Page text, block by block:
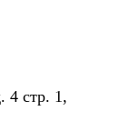
4 стр. 1,